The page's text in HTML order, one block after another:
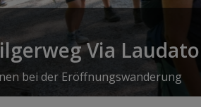
Via Laudato
bei der Eröffnungswanderung